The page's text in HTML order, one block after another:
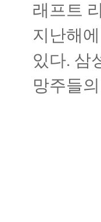
래프트
지난해
있다. 삼
망주들